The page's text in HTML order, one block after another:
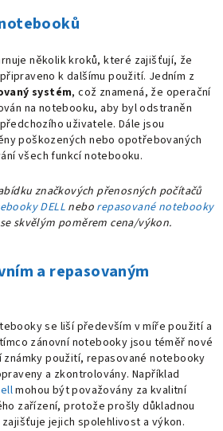
několik kroků, které zajišťují, že
k dalšímu použití. Jedním z
systém, což znamená, že operační
na notebooku, aby byl odstraněn
uživatele. Dále jsou
poškozených nebo opotřebovaných
všech funkcí notebooku.
značkových přenosných počítačů
DELL nebo repasované notebooky
skvělým poměrem cena/výkon.
a repasovaným
se liší především v míře použití a
zánovní notebooky jsou téměř nové
známky použití, repasované notebooky
a zkontrolovány. Například
mohou být považovány za kvalitní
zařízení, protože prošly důkladnou
jejich spolehlivost a výkon.